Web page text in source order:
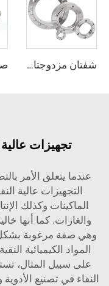
شفتان مزدوجتان من نوع CF من الفولاذ المقاوم للصدأ SS304 وSS316L، تجهيزات فراغ عالية، ثقوب عابرة CFF16-CF250، 3/4"-10"، شفة CF بنفس المقاس على كلا الجانبين
تجهيزات عالية
عندما يتعلق الأمر
التجهيزات عالية
الماكينات وكذلك
والغازات. كما أنها
وهي صفة مرغوبة
المواد الكيميائية
على سبيل المثال،
النقاء في تصنيع